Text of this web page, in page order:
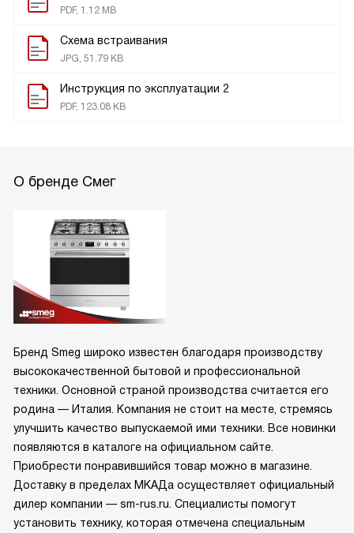
PDF, 1.12 MB
Схема встраивания
JPG, 51.79 KB
Инструкция по эксплуатации 2
PDF, 123.08 KB
О бренде Смег
Бренд Smeg широко известен благодаря производству
высококачественной бытовой и профессиональной
техники. Основной страной производства считается его
родина — Италия. Компания не стоит на месте, стремясь
улучшить качество выпускаемой ими техники. Все новинки
появляются в каталоге на официальном сайте.
Приобрести понравившийся товар можно в магазине.
Доставку в пределах МКАДа осуществляет официальный
дилер компании — sm-rus.ru. Специалисты помогут
установить технику, которая отмечена специальным